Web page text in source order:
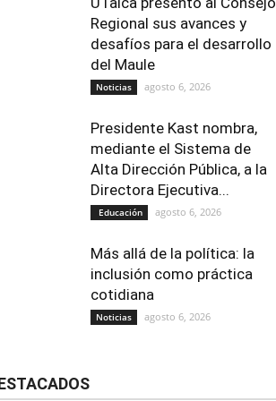
Regional sus avances y
desafíos para el desarrollo
del Maule
Noticias agosto 6, 2026
Presidente Kast nombra,
mediante el Sistema de
Alta Dirección Pública, a la
Directora Ejecutiva...
Educación agosto 6, 2026
Más allá de la política: la
inclusión como práctica
cotidiana
Noticias agosto 6, 2026